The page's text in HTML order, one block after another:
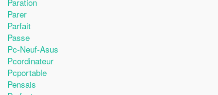
Parer
Parfait
Passe
Pc-Neuf-Asus
Pcordinateur
Pcportable
Pensais